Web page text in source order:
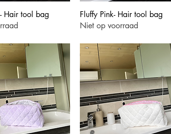
overzicht
Hair tool bag
Snel overzicht
Fluffy Pink- Hair tool bag
Niet op voorraad